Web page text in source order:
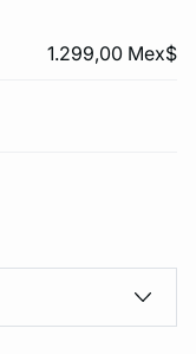
1.299,00 Mex$